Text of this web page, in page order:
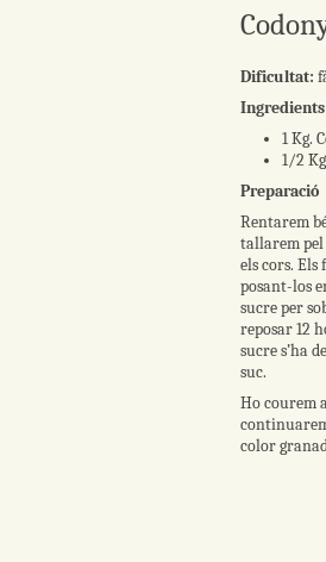
Dificultat:
Ingredients
1 Kg.
1/2
Preparació
Rentarem
tallarem
els cors. Els
posant-los
sucre per
reposar 12
sucre s’ha
suc.
Ho courem
color